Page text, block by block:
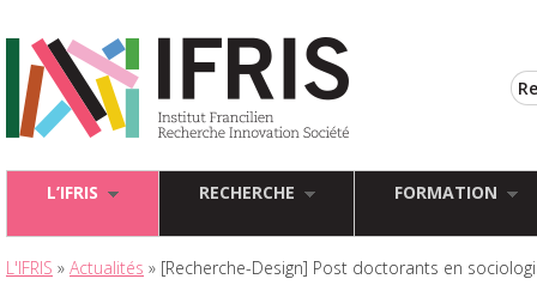
L’IFRIS RECHERCHE FORMATION
L'IFRIS » Actualités » [Recherche-Design] Post doctorants en